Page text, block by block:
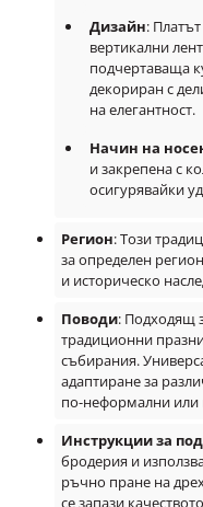
Дизайн:
вертикални
подчертаваща
декориран с
на елегантност.
Начин на
и закрепена с
осигурявайки
Регион: Този
за определен
и историческо
Поводи: Подходящ
традиционни
събирания.
адаптиране за
по-неформални или
Инструкции за
бродерия и
ръчно пране на
се запази